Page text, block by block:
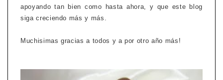
apoyando tan bien como hasta ahora, y que este blog
siga creciendo más y más.
Muchisimas gracias a todos y a por otro año más!